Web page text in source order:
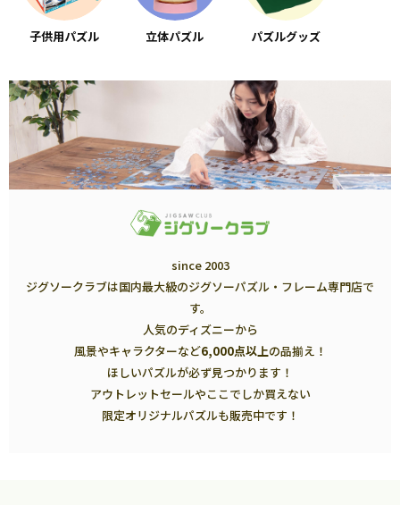
子供用パズル 立体パズル パズルグッズ
since 2003
ジグソークラブは国内最大級のジグソーパズル・フレーム専門店で
す。
人気のディズニーから
風景やキャラクターなど6,000点以上の品揃え！
ほしいパズルが必ず見つかります！
アウトレットセールやここでしか買えない
限定オリジナルパズルも販売中です！